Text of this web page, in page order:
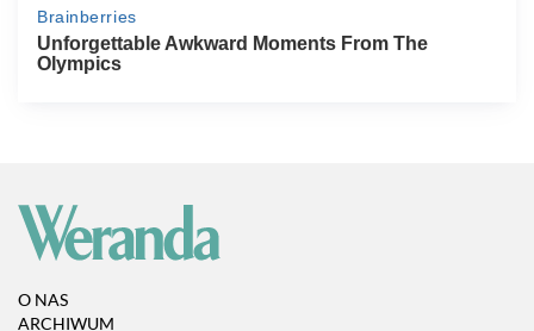
O NAS
ARCHIWUM